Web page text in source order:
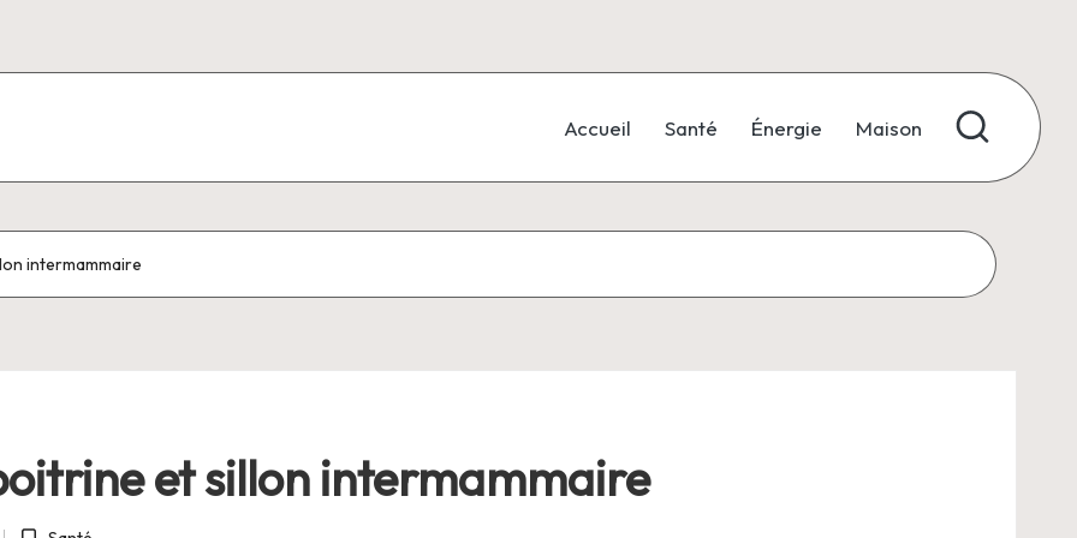
Accueil Santé Énergie Maison
intermammaire
et sillon intermammaire